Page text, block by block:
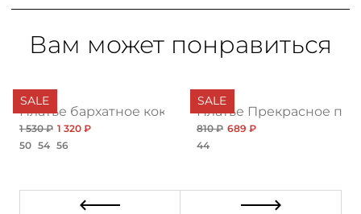
Вам может понравиться
SALE
Платье бархатное коктейльное со вставкой из
1 530 ₽ 1 320 ₽
50 54 56
SALE
Платье Прекрасное
810 ₽ 689 ₽
44